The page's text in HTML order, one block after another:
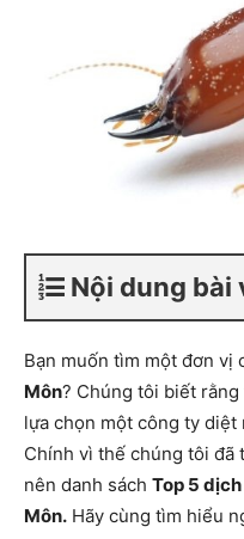
Nội dung bài
Bạn muốn tìm một đơn vị
Môn? Chúng tôi biết
lựa chọn một công ty
Chính vì thế chúng tôi đã
nên danh sách Top 5
Môn. Hãy cùng tìm hiểu